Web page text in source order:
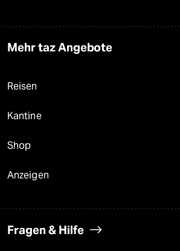
Mehr taz Angebote
Reisen
Kantine
Shop
Anzeigen
Fragen & Hilfe